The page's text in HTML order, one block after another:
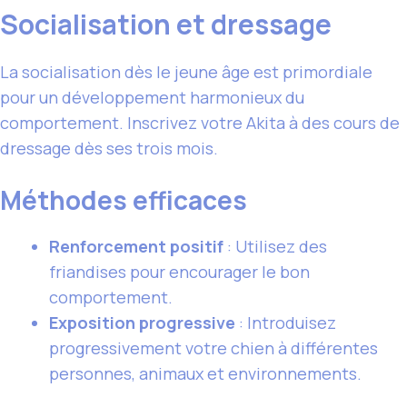
Socialisation et dressage
La socialisation dès le jeune âge est primordiale
pour un développement harmonieux du
comportement. Inscrivez votre Akita à des cours de
dressage dès ses trois mois.
Méthodes efficaces
Renforcement positif : Utilisez des
friandises pour encourager le bon
comportement.
Exposition progressive : Introduisez
progressivement votre chien à différentes
personnes, animaux et environnements.